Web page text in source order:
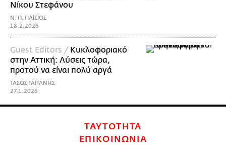
Νίκου Στεφάνου
Ν. Π. ΠΑΪ́ΣΙΟΣ
18.2.2026
Guest Editors / Κυκλοφοριακό
στην Αττική: Λύσεις τώρα,
προτού να είναι πολύ αργά
ΤΑΣΟΣ ΓΑΪΤΑΝΗΣ
27.1.2026
ΤΑΥΤΟΤΗΤΑ
ΕΠΙΚΟΙΝΩΝΙΑ